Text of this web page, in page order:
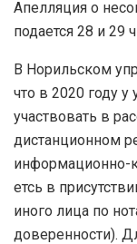
Апелляция о
подается 28 и 29
В Норильском
что в 2020 году у
участвовать в
дистанционном
информационно-
етсь в
иного лица по
доверенности).